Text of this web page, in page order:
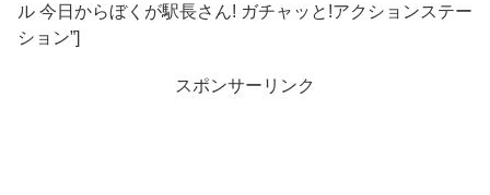
ル 今日からぼくが駅長さん! ガチャッと!アクションステー
ション”]
スポンサーリンク